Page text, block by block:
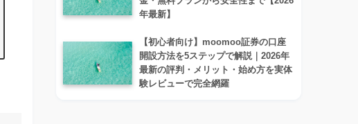
年最新】
【初心者向け】moomoo証券の口座
開設方法を5ステップで解説｜2026年
最新の評判・メリット・始め方を実体
験レビューで完全網羅